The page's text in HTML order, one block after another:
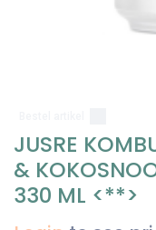
JUSRE
&
330 ML <**>